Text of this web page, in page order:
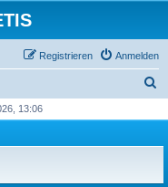
Anmelden
Registrieren
h
13:06